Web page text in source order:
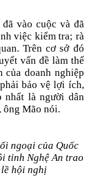
vào cuộc và đã
việc kiểm tra; rà
Trên cơ sở đó
vấn đề làm thế
của doanh nghiệp
bảo vệ lợi ích,
nhất là người dân
ông Mão nói.
ngoại của Quốc
tỉnh Nghệ An trao
hội nghị